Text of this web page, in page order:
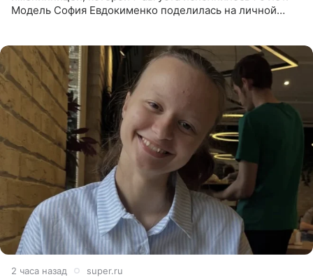
Модель София Евдокименко поделилась на личной
2 часа назад super.ru